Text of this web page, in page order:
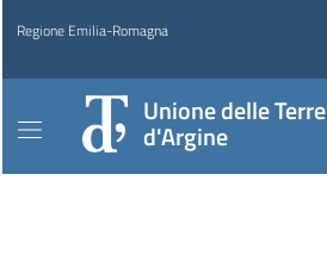
Regione Emilia-Romagna
Unione delle Terre
d'Argine